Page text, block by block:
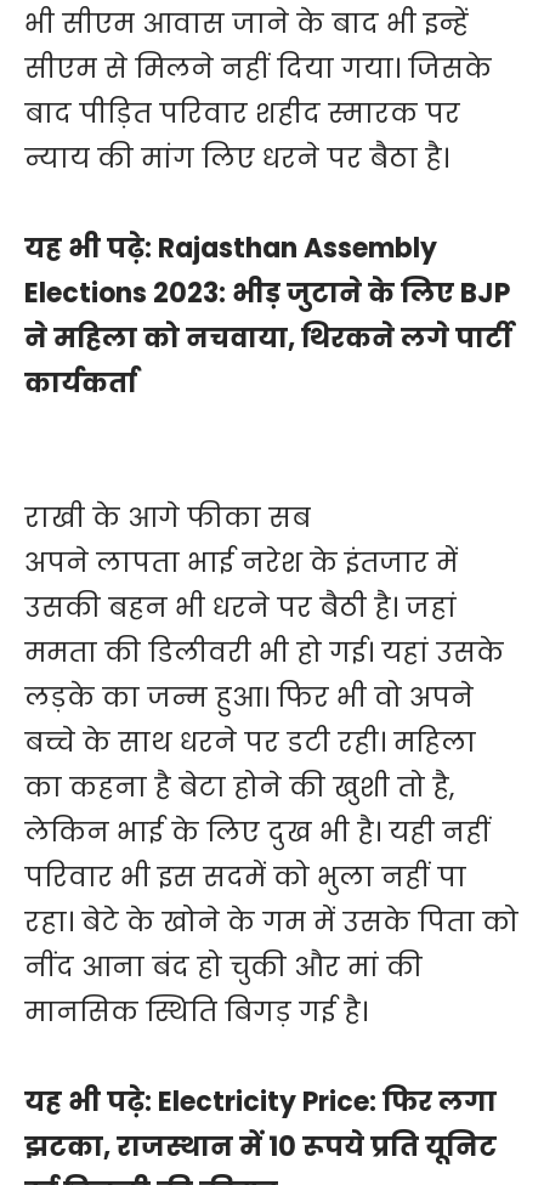
भी सीएम आवास जाने के बाद भी इन्हें
सीएम से मिलने नहीं दिया गया। जिसके
बाद पीड़ित परिवार शहीद स्मारक पर
न्याय की मांग लिए धरने पर बैठा है।
यह भी पढ़े: Rajasthan Assembly
Elections 2023: भीड़ जुटाने के लिए BJP
ने महिला को नचवाया, थिरकने लगे पार्टी
कार्यकर्ता
राखी के आगे ​फीका सब
अपने लापता भाई नरेश के इंतजार में
उसकी बहन भी धरने पर बैठी है। जहां
ममता की डिलीवरी भी हो गई। यहां उसके
लड़के का जन्म हुआ। फिर भी वो अपने
बच्चे के साथ धरने पर डटी रही। महिला
का कहना है बेटा होने की खुशी तो है,
लेकिन भाई के लिए दुख भी है। यही नहीं
परिवार भी इस सदमें को भुला नहीं पा
रहा। बेटे के खोने के गम में उसके पिता को
नींद आना बंद हो चुकी और मां की
मानसिक स्थिति बिगड़ गई है।
यह भी पढ़े: Electricity Price: फिर लगा
झटका, राजस्थान में 10 रूपये प्रति यूनिट